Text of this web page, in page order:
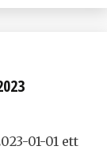
01-01 ett